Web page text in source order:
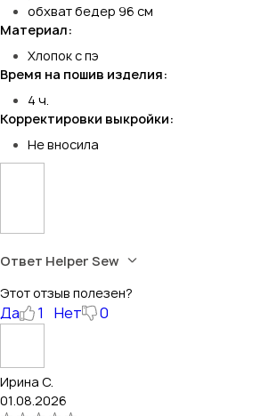
обхват бедер 96 см
Материал:
Хлопок с пэ
Время на пошив изделия:
4 ч.
Корректировки выкройки:
Не вносила
Ответ Helper Sew
Этот отзыв полезен?
Да 1 Нет 0
Ирина С.
01.08.2026